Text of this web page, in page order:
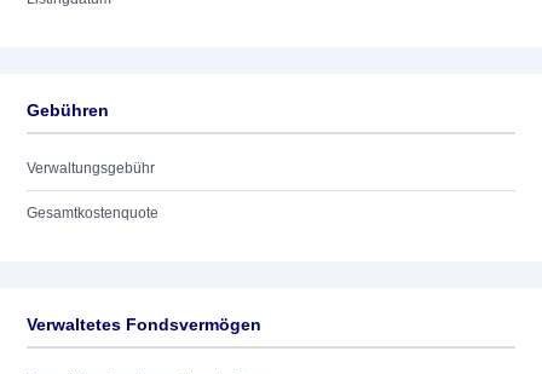
Gebühren
Verwaltungsgebühr
Gesamtkostenquote
Verwaltetes Fondsvermögen